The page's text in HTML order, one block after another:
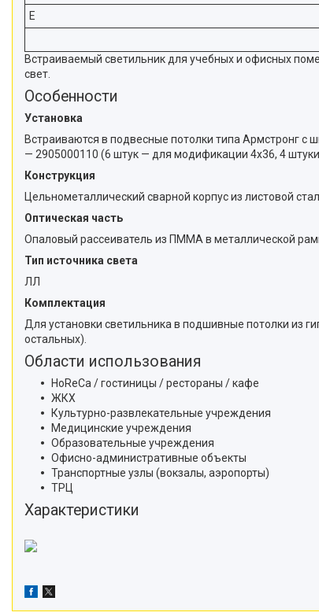
E
Встраиваемый светильник для учебных и офисных
свет.
Особенности
Установка
Встраиваются в подвесные потолки типа Армстронг с
— 2905000110 (6 штук — для модификации 4х36, 4
Конструкция
Цельнометаллический сварной корпус из листовой
Оптическая часть
Опаловый рассеиватель из ПММА в металлической
Тип источника света
ЛЛ
Комплектация
Для установки светильника в подшивные потолки из
остальных).
Области использования
HoReCa / гостиницы / рестораны / кафе
ЖКХ
Культурно-развлекательные учреждения
Медицинские учреждения
Образовательные учреждения
Офисно-административные объекты
Транспортные узлы (вокзалы, аэропорты)
ТРЦ
Характеристики